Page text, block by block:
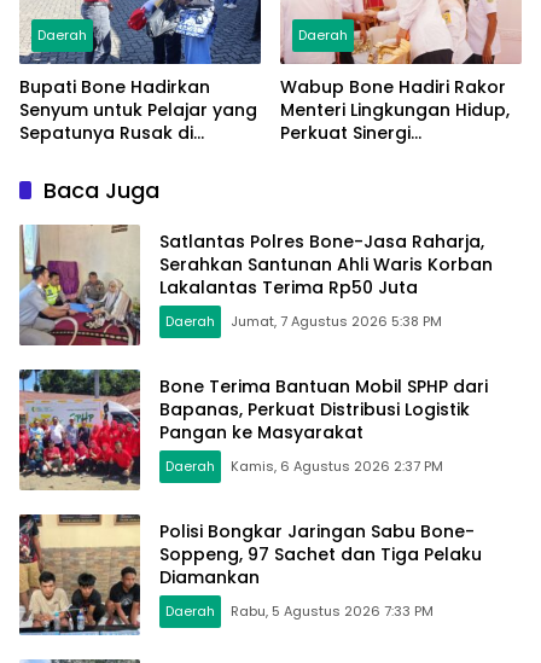
Daerah
Bupati Bone Hadirkan
Senyum untuk Pelajar yang
Sepatunya Rusak di
Kemerdekaan
Daerah
Wabup Bone Hadiri Rakor
Menteri Lingkungan Hidup,
Perkuat Sinergi
Baca Juga
Satlantas Polres Bone-Jasa Raharja,
Serahkan Santunan Ahli Waris Korban
Lakalantas Terima Rp50 Juta
Daerah Jumat, 7 Agustus 2026 5:38 PM
Bone Terima Bantuan Mobil SPHP dari
Bapanas, Perkuat Distribusi Logistik
Pangan ke Masyarakat
Daerah Kamis, 6 Agustus 2026 2:37 PM
Polisi Bongkar Jaringan Sabu Bone-
Soppeng, 97 Sachet dan Tiga Pelaku
Diamankan
Daerah Rabu, 5 Agustus 2026 7:33 PM